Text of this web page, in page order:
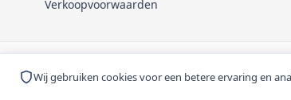
Wij gebruiken cookies voor een betere ervaring en
Verkoopvoorwaarden
© 1999-2026 Beat-it.nl. Vermelde prijzen zijn excl. BTW